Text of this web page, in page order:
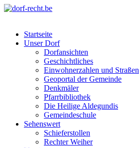
Skip
Startseite
Unser Dorf
Dorfansichten
Geschichtliches
Einwohnerzahlen und Straßen
Geoportal der Gemeinde
Denkmäler
Pfarrbibliothek
Die Heilige Aldegundis
Gemeindeschule
Sehenswert
Schieferstollen
Rechter Weiher